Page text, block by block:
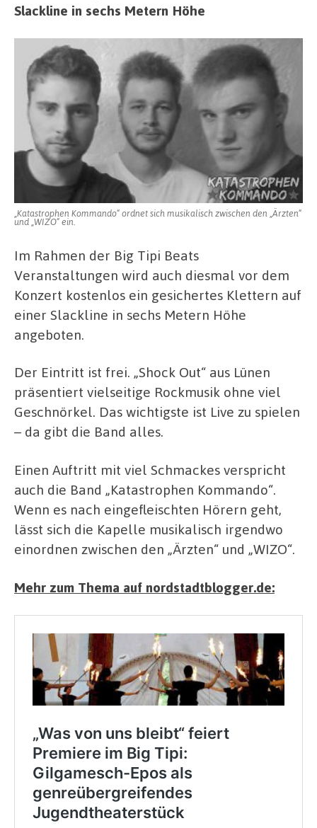
Slackline in sechs Metern Höhe
„Katastrophen Kommando“ ordnet sich musikalisch zwischen den „Ärzten“
und „WIZO“ ein.
Im Rahmen der Big Tipi Beats
Veranstaltungen wird auch diesmal vor dem
Konzert kostenlos ein gesichertes Klettern auf
einer Slackline in sechs Metern Höhe
angeboten.
Der Eintritt ist frei. „Shock Out“ aus Lünen
präsentiert vielseitige Rockmusik ohne viel
Geschnörkel. Das wichtigste ist Live zu spielen
– da gibt die Band alles.
Einen Auftritt mit viel Schmackes verspricht
auch die Band „Katastrophen Kommando“.
Wenn es nach eingefleischten Hörern geht,
lässt sich die Kapelle musikalisch irgendwo
einordnen zwischen den „Ärzten“ und „WIZO“.
Mehr zum Thema auf nordstadtblogger.de: